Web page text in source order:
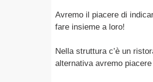
Avremo il piacere di
fare insieme a loro!
Nella struttura c’è un
alternativa avremo